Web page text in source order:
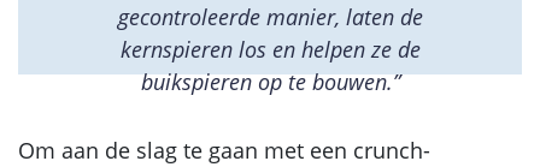
gecontroleerde manier, laten de
kernspieren los en helpen ze de
buikspieren op te bouwen.”
Om aan de slag te gaan met een crunch-